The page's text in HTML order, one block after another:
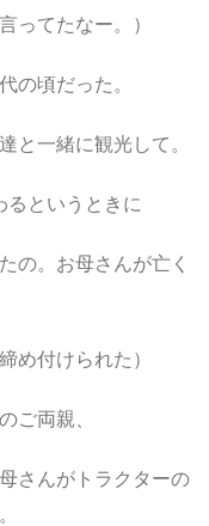
ってたなー。）
の頃だった。
と一緒に観光して。
るというときに
の。お母さんが亡く
め付けられた）
ご両親、
さんがトラクターの